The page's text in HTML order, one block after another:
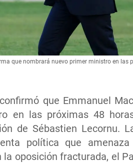
que Emmanuel
en las próximas 48
de Sébastien Lecornu.
política que
la oposición fracturada, el
que nombrará nuevo primer ministro en las